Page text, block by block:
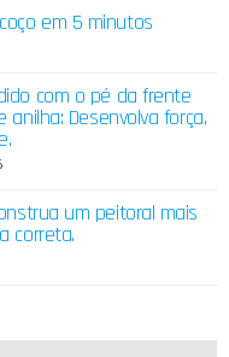
em 5 minutos
com o pé da frente
Desenvolva força,
um peitoral mais
correta.